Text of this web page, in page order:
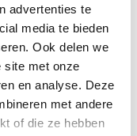
advertenties te
media te bieden
Ook delen we
site met onze
en analyse. Deze
met andere
of die ze hebben